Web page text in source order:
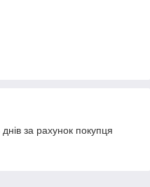
за рахунок покупця